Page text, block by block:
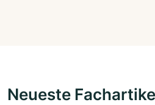
Neueste